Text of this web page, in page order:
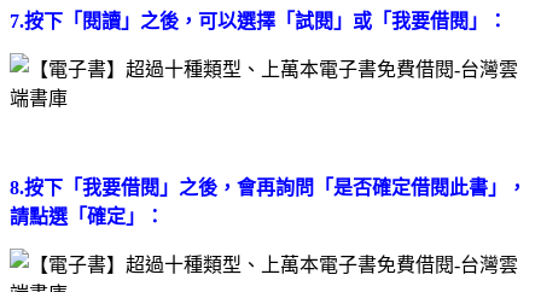
7.按下「閱讀」之後，可以選擇「試閱」或「我要借閱」：
8.按下「我要借閱」之後，會再詢問「是否確定借閱此書」，
請點選「確定」：